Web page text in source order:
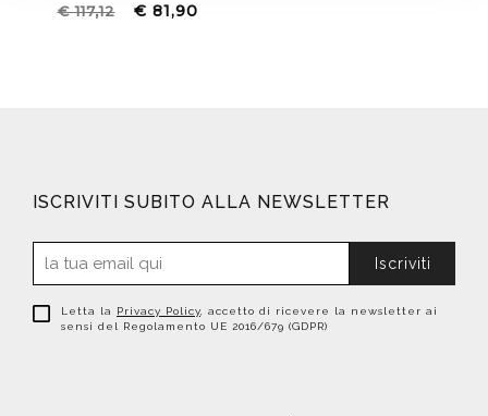
€ 117,12 € 81,90
ISCRIVITI SUBITO ALLA NEWSLETTER
Iscriviti
Letta la Privacy Policy , accetto di ricevere la newsletter ai
sensi del Regolamento UE 2016/679 (GDPR)